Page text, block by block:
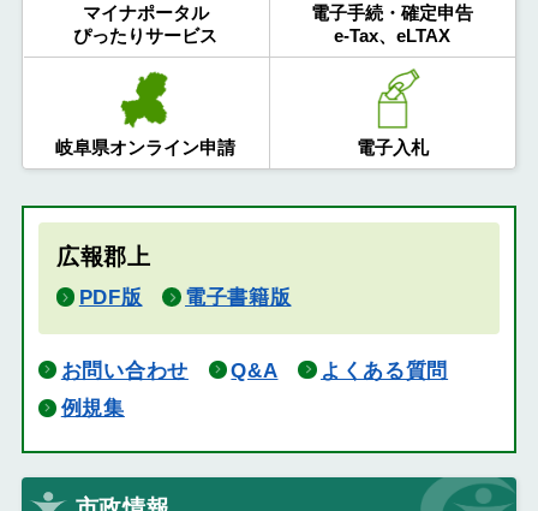
マイナポータル
ぴったりサービス
電子手続・確定申告
e-Tax、eLTAX
岐阜県オンライン申請 電子入札
広報郡上
PDF版 電子書籍版
お問い合わせ Q&A
よくある質問
例規集